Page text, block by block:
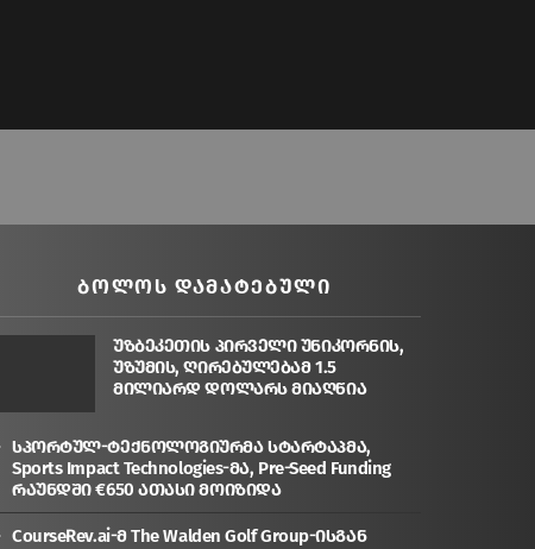
ᲑᲝᲚᲝᲡ ᲓᲐᲛᲐᲢᲔᲑᲣᲚᲘ
უზბეკეთის პირველი უნიკორნის,
უზუმის, ღირებულებამ 1.5
მილიარდ დოლარს მიაღწია
სპორტულ-ტექნოლოგიურმა სტარტაპმა,
Sports Impact Technologies-მა, Pre-Seed Funding
რაუნდში €650 ათასი მოიზიდა
CourseRev.ai-მ The Walden Golf Group-ისგან